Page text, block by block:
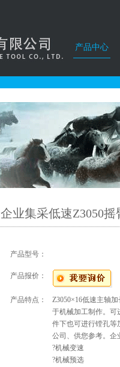
产品中心
企业集采低速Z3050摇
产品型号：
产品报价：
产品特点：
Z3050×16低速主轴
于机械加工制作。可
件下也可进行镗孔等
公司、供您参考。企
?机械变速
?机械预选